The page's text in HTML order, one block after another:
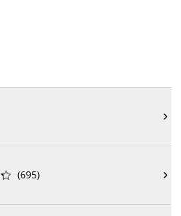


 (695) 